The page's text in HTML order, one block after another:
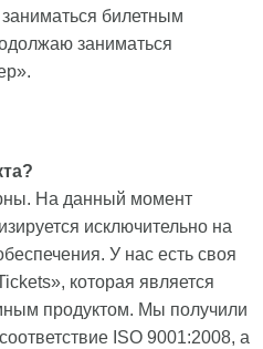
билетным
заниматься
На данный момент
исключительно на
У нас есть своя
которая является
продуктом. Мы получили
ISO 9001:2008, а